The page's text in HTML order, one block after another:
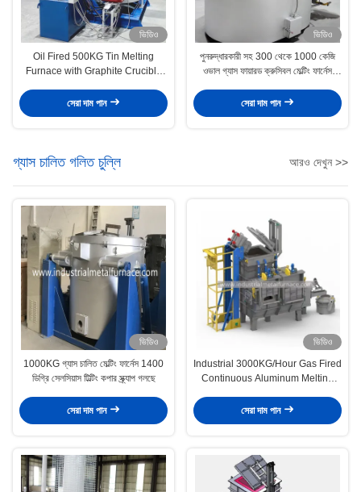
ভিডিও
Oil Fired 500KG Tin Melting
Furnace with Graphite Crucible
সেরা দাম পান
ভিডিও
পুনরুদ্ধারকারী সহ 300 থেকে 1000 কেজি
ওভাল গ্যাস ফায়ারড ক্রুসিবল মেল্টিং ফার্নেস
সেরা দাম পান
গ্যাস চালিত গলিত চুল্লি আরও দেখুন >>
ভিডিও
1000KG গ্যাস চালিত মেল্টিং ফার্নেস 1400
ডিগ্রি সেলসিয়াস টিল্টিং কপার স্ক্র্যাপ গলছে
সেরা দাম পান
ভিডিও
Industrial 3000KG/Hour Gas Fired
Continuous Aluminum Melting
সেরা দাম পান